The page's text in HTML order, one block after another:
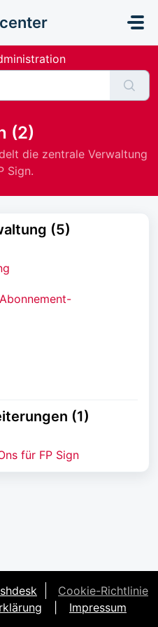
(2)
die zentrale Verwaltung
Sign.
(5)
(1)
für FP Sign
Cookie-Richtlinie
Impressum